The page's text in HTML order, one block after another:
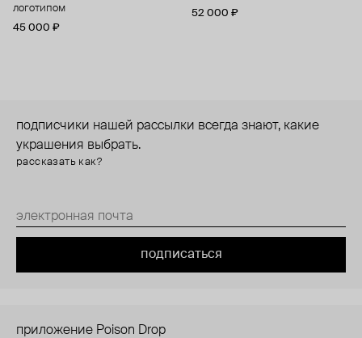
логотипом
45 000 ₽
52 000 ₽
подписчики нашей рассылки всегда знают, какие
украшения выбрать.
рассказать как?
подписаться
приложение Poison Drop